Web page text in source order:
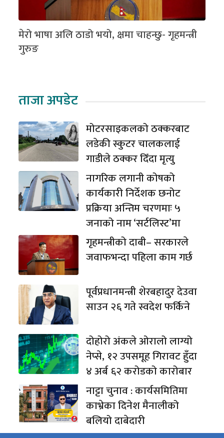
मेरो भाषा अलि ठाडो भयो, क्षमा चाहन्छु- गृहमन्त्री
गुरुङ
ताजा अपडेट
मोटरसाइकलको ठक्करबाट
लडेकी स्कुटर चालकलाई
गाडीले ठक्कर दिँदा मृत्यु
नागरिक लगानी कोषको
कार्यकारी निर्देशक छनोट
प्रक्रिया अन्तिम चरणमाः ५
जनाको नाम ‘सर्टलिस्ट’मा
गृहमन्त्रीको दाबी– सरकारले
जवाफभन्दा पहिला काम गर्छ
पूर्वप्रधानमन्त्री शेरबहादुर देउवा
साउन २६ गते स्वदेश फर्किने
दोहोरो अंकले ओरालो लाग्यो
नेप्से, १२ उपसमूह गिरावट हुँदा
४ अर्ब ६२ करोडको कारोबार
नाट्टा चुनाव : कार्यसमितिमा
काभ्रेका दिनेश मैनालीको
बलियो दाबेदारी